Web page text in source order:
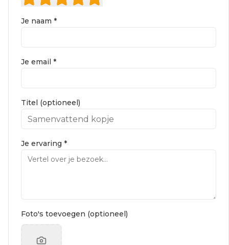
Je naam *
Je email *
Titel (optioneel)
Je ervaring *
Foto's toevoegen (optioneel)